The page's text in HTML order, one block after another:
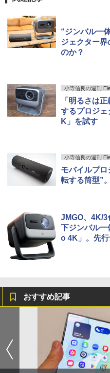
“ジンバル一
ジェクター
のか？
小寺信良の週刊
「明るさは
するプロジ
K」を試す
小寺信良の週刊
モバイルプロ
転する筒型”
JMGO、4K/3
下ジンバル
o 4K」。先
おすすめ記事